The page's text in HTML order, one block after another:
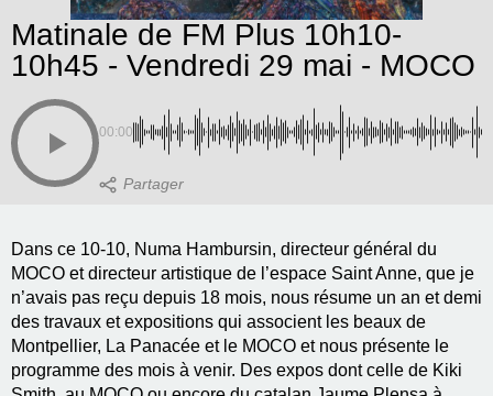
Matinale de FM Plus 10h10-
10h45 - Vendredi 29 mai - MOCO
00:00
Dans ce 10-10, Numa Hambursin, directeur général du
MOCO et directeur artistique de l’espace Saint Anne, que je
n’avais pas reçu depuis 18 mois, nous résume un an et demi
des travaux et expositions qui associent les beaux de
Montpellier, La Panacée et le MOCO et nous présente le
programme des mois à venir. Des expos dont celle de Kiki